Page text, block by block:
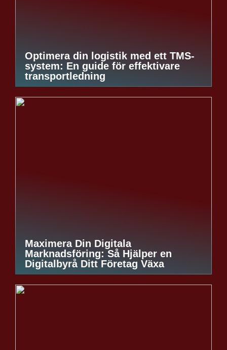
Optimera din logistik med ett TMS-
system: En guide för effektivare
transportledning
Maximera Din Digitala
Marknadsföring: Så Hjälper en
Digitalbyrå Ditt Företag Växa